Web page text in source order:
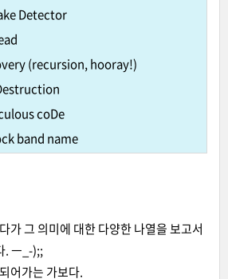
Detector
(recursion, hooray!)
coDe
band name
가 그 의미에 대한 다양한 나열을 보고서
. ㅡ_-);;
어가는 가보다.